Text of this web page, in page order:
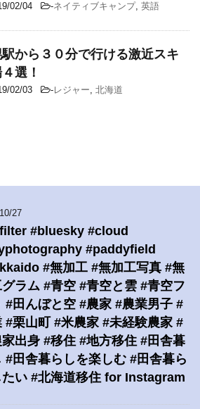
02/04 -ネイティブキャンプ, 英語
から３０分で行ける激近スキ
選！
02/03 -レジャー, 北海道
27
#bluesky #cloud
#paddyfield
#無加工 #無加工写真 #無
ラム #青空 #青空と雲 #青空フ
#田んぼと空 #農家 #農業男子 #
#栗山町 #米農家 #未経験農家 #
出身 #移住 #地方移住 #田舎暮
#田舎暮らしを楽しむ #田舎暮ら
たい #北海道移住 for Instagram